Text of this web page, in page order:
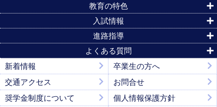
教育の特色
入試情報
進路指導
よくある質問
新着情報
卒業生の方へ
交通アクセス
お問合せ
奨学金制度について
個人情報保護方針